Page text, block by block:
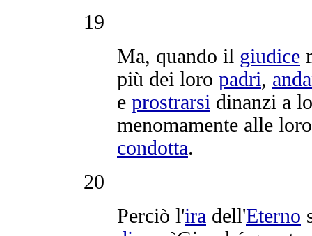
19
Ma, quando il giudice
più dei loro padri,
e prostrarsi dinanzi a
menomamente alle
condotta.
20
Perciò l'ira dell'Eterno